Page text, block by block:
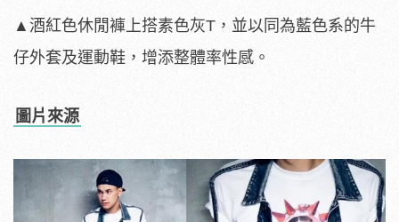
▲酒紅色休閒褲上搭素色灰T，並以同為藍色系的牛
仔外套及運動鞋，增添整體率性感。
圖片來源